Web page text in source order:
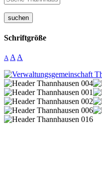
suchen
Schriftgröße
A A A